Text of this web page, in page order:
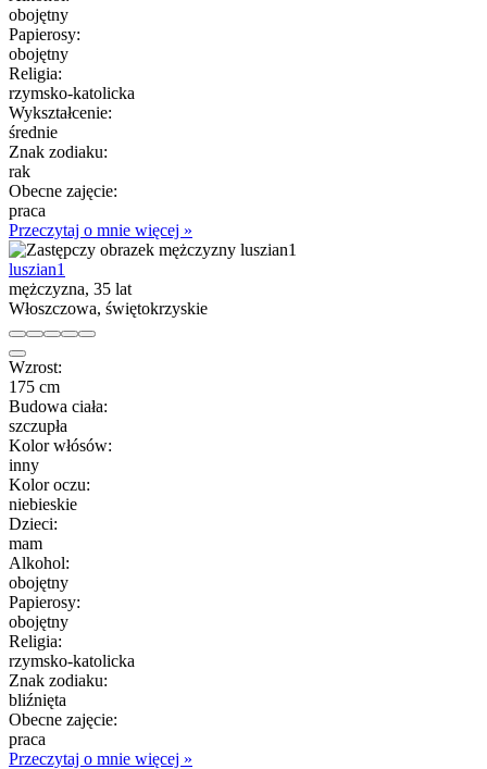
obojętny
Papierosy:
obojętny
Religia:
rzymsko-katolicka
Wykształcenie:
średnie
Znak zodiaku:
rak
Obecne zajęcie:
praca
Przeczytaj o mnie więcej »
luszian1
mężczyzna, 35 lat
Włoszczowa, świętokrzyskie
Wzrost:
175 cm
Budowa ciała:
szczupła
Kolor włósów:
inny
Kolor oczu:
niebieskie
Dzieci:
mam
Alkohol:
obojętny
Papierosy:
obojętny
Religia:
rzymsko-katolicka
Znak zodiaku:
bliźnięta
Obecne zajęcie:
praca
Przeczytaj o mnie więcej »